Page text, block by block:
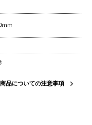
商品についての注意事項